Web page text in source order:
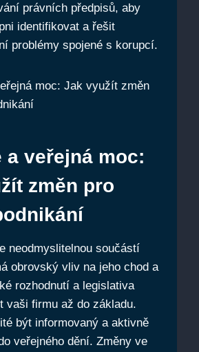
právních předpisů, aby
identifikovat a řešit
problémy spojené s korupcí.
a veřejná moc:
změn pro
neodmyslitelnou součástí
obrovský vliv na jeho chod a
rozhodnutí a legislativa
vaši firmu až do základu.
být informovaný a aktivně
veřejného dění. Změny ve